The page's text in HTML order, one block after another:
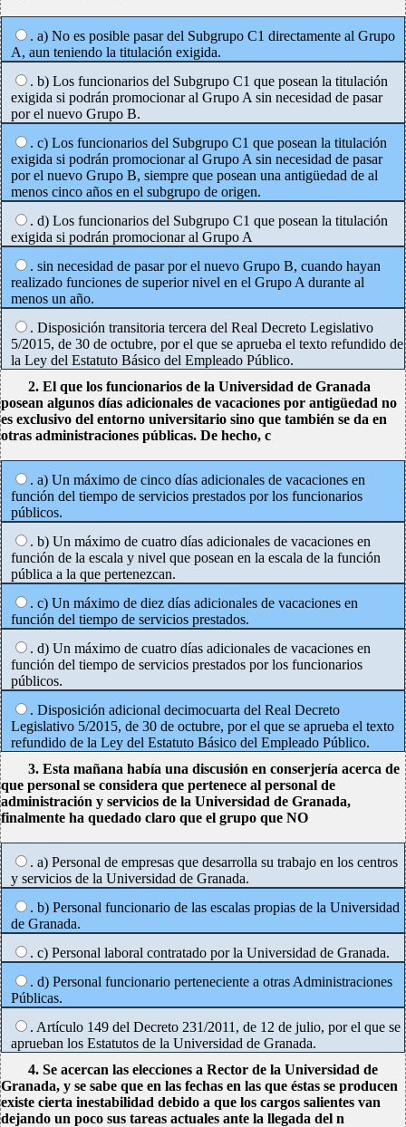
. a) No es posible pasar del Subgrupo C1 directamente al Grupo
A, aun teniendo la titulación exigida.
. b) Los funcionarios del Subgrupo C1 que posean la titulación
exigida si podrán promocionar al Grupo A sin necesidad de pasar
por el nuevo Grupo B.
. c) Los funcionarios del Subgrupo C1 que posean la titulación
exigida si podrán promocionar al Grupo A sin necesidad de pasar
por el nuevo Grupo B, siempre que posean una antigüedad de al
menos cinco años en el subgrupo de origen.
. d) Los funcionarios del Subgrupo C1 que posean la titulación
exigida si podrán promocionar al Grupo A
. sin necesidad de pasar por el nuevo Grupo B, cuando hayan
realizado funciones de superior nivel en el Grupo A durante al
menos un año.
. Disposición transitoria tercera del Real Decreto Legislativo
5/2015, de 30 de octubre, por el que se aprueba el texto refundido de
la Ley del Estatuto Básico del Empleado Público.
2. El que los funcionarios de la Universidad de Granada
posean algunos días adicionales de vacaciones por antigüedad no
es exclusivo del entorno universitario sino que también se da en
otras administraciones públicas. De hecho, c
. a) Un máximo de cinco días adicionales de vacaciones en
función del tiempo de servicios prestados por los funcionarios
públicos.
. b) Un máximo de cuatro días adicionales de vacaciones en
función de la escala y nivel que posean en la escala de la función
pública a la que pertenezcan.
. c) Un máximo de diez días adicionales de vacaciones en
función del tiempo de servicios prestados.
. d) Un máximo de cuatro días adicionales de vacaciones en
función del tiempo de servicios prestados por los funcionarios
públicos.
. Disposición adicional decimocuarta del Real Decreto
Legislativo 5/2015, de 30 de octubre, por el que se aprueba el texto
refundido de la Ley del Estatuto Básico del Empleado Público.
3. Esta mañana había una discusión en conserjería acerca de
que personal se considera que pertenece al personal de
administración y servicios de la Universidad de Granada,
finalmente ha quedado claro que el grupo que NO
. a) Personal de empresas que desarrolla su trabajo en los centros
y servicios de la Universidad de Granada.
. b) Personal funcionario de las escalas propias de la Universidad
de Granada.
. c) Personal laboral contratado por la Universidad de Granada.
. d) Personal funcionario perteneciente a otras Administraciones
Públicas.
. Artículo 149 del Decreto 231/2011, de 12 de julio, por el que se
aprueban los Estatutos de la Universidad de Granada.
4. Se acercan las elecciones a Rector de la Universidad de
Granada, y se sabe que en las fechas en las que éstas se producen
existe cierta inestabilidad debido a que los cargos salientes van
dejando un poco sus tareas actuales ante la llegada del n